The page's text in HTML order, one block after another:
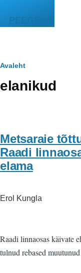
PEEGEL
Leivapuru
Avaleht
elanikud
Metsaraie
Raadi
elama
Erol Kungla
Raadi linnaosas käivate
tulnud rebased